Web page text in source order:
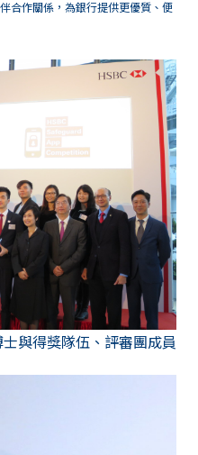
合作關係，為銀行提供更優質、便
與得獎隊伍、評審團成員